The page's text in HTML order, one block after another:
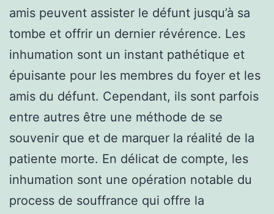
amis peuvent assister le défunt jusqu’à sa
tombe et offrir un dernier révérence. Les
inhumation sont un instant pathétique et
épuisante pour les membres du foyer et les
amis du défunt. Cependant, ils sont parfois
entre autres être une méthode de se
souvenir que et de marquer la réalité de la
patiente morte. En délicat de compte, les
inhumation sont une opération notable du
process de souffrance qui offre la